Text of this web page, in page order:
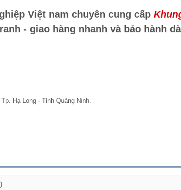
Việt nam chuyên cung cấp
- giao hàng nhanh và bảo hành
Hạ Long - Tỉnh Quảng Ninh.